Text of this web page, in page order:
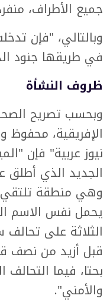
جميع الأطراف،
وبالتالي، "فإن
في طريقها جنود
ظروف النشأة
وبحسب تصريح
الإفريقية،
نيوز عربية" فإن
الجديد الذي أطلق
وهي منطقة تلتقي
يحمل نفس الاسم
قبل أزيد من نصف
بحتا، فيما
والأمني".